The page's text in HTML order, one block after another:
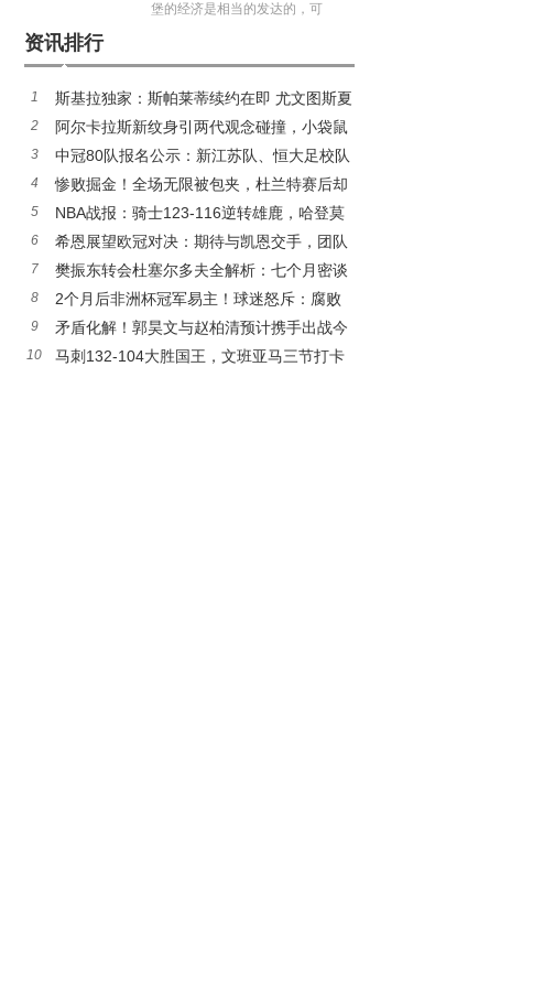
堡的经济是相当的发达的，可
资讯排行
1
斯基拉独家：斯帕莱蒂续约在即 尤文图斯夏
窗五线补强剑指欧冠
2
阿尔卡拉斯新纹身引两代观念碰撞，小袋鼠
成荣耀新印记
3
中冠80队报名公示：新江苏队、恒大足校队
等在列，安徽一队候补
4
惨败掘金！全场无限被包夹，杜兰特赛后却
被批评，乌度卡让人寒心
5
NBA战报：骑士123-116逆转雄鹿，哈登莫
布利联手发威
6
希恩展望欧冠对决：期待与凯恩交手，团队
力量是关键
7
樊振东转会杜塞尔多夫全解析：七个月密谈
细节曝光 四大诱因揭秘
8
2个月后非洲杯冠军易主！球迷怒斥：腐败
与耻辱，非洲足球路在何方
9
矛盾化解！郭昊文与赵柏清预计携手出战今
晚同曦对阵浙江
10
马刺132-104大胜国王，文班亚马三节打卡